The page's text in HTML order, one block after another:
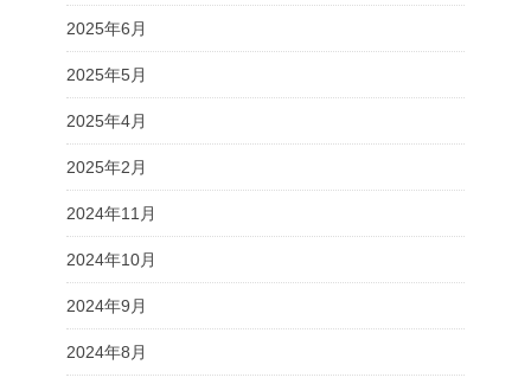
2025年6月
2025年5月
2025年4月
2025年2月
2024年11月
2024年10月
2024年9月
2024年8月